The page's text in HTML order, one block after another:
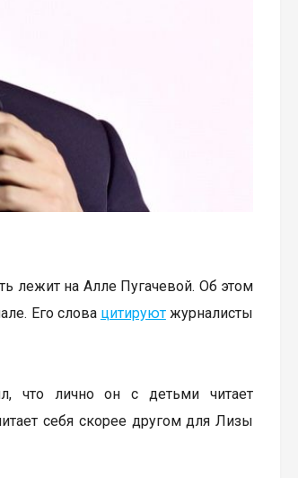
лежит на Алле Пугачевой. Об этом
Его слова цитируютжурналисты
что лично он с детьми читает
себя скорее другом для Лизы